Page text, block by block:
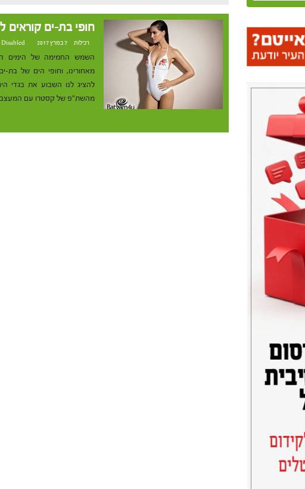
חופי בת-ים קוראים
רכילות 7 במרץ 2017 at 1:15 Disabled
השמש החמימה של הימים
מאחורינו, וחופי הים של
מהשת"פ של קסטרו עם